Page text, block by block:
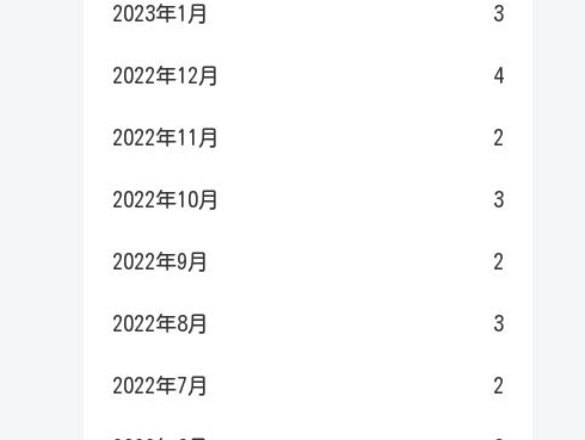
2023年1月 3
2022年12月 4
2022年11月 2
2022年10月 3
2022年9月 2
2022年8月 3
2022年7月 2